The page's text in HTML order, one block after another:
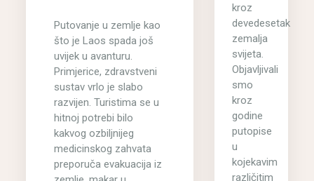
Putovanje u zemlje kao
što je Laos spada još
uvijek u avanturu.
Primjerice, zdravstveni
sustav vrlo je slabo
razvijen. Turistima se u
hitnoj potrebi bilo
kakvog ozbiljnijeg
medicinskog zahvata
preporuča evakuacija iz
kroz
devedesetak
zemalja
svijeta.
Objavljivali
smo
kroz
godine
putopise
u
kojekavim
različitim